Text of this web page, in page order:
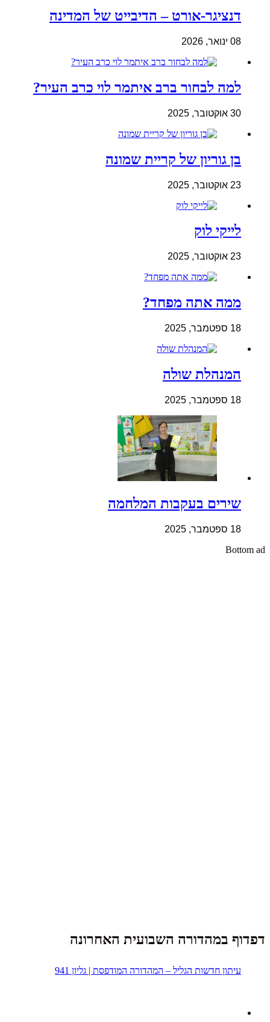
דנציגר-אורט – הדיבייט של המדינה
08 ינואר, 2026
למה לבחור ברב איתמר לוי כרב העיר?
30 אוקטובר, 2025
בן גוריון של קריית שמונה
23 אוקטובר, 2025
לייקי לוק
23 אוקטובר, 2025
ממה אתה מפחד?
18 ספטמבר, 2025
המנהלת שולה
18 ספטמבר, 2025
שירים בעקבות המלחמה
18 ספטמבר, 2025
Bottom ad
דפדוף במהדורה השבועית האחרונה
עיתון חדשות הגליל – המהדורה המודפסת | גליון 941